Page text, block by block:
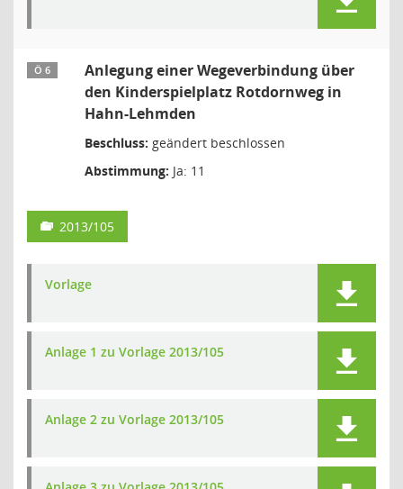
Ö 6
Anlegung einer Wegeverbindung über
den Kinderspielplatz Rotdornweg in
Hahn-Lehmden
Beschluss: geändert beschlossen
Abstimmung: Ja: 11
2013/105
Vorlage
Anlage 1 zu Vorlage 2013/105
Anlage 2 zu Vorlage 2013/105